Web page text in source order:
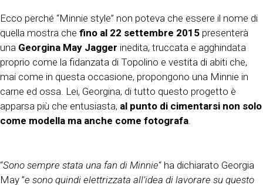
Ecco perché “Minnie style” non poteva che essere il nome di
quella mostra che fino al 22 settembre 2015 presenterà
una Georgina May Jagger inedita, truccata e agghindata
proprio come la fidanzata di Topolino e vestita di abiti che,
mai come in questa occasione, propongono una Minnie in
carne ed ossa. Lei, Georgina, di tutto questo progetto è
apparsa più che entusiasta, al punto di cimentarsi non solo
come modella ma anche come fotografa.
“Sono sempre stata una fan di Minnie“ ha dichiarato Georgia
May ”e sono quindi elettrizzata all’idea di lavorare su questo